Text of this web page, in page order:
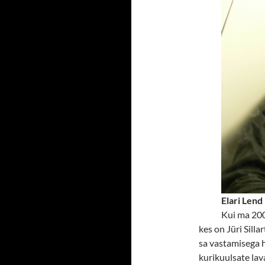
Elari Lend
Kui ma
kes on Jüri
sa vastamisega
kurikuulsate